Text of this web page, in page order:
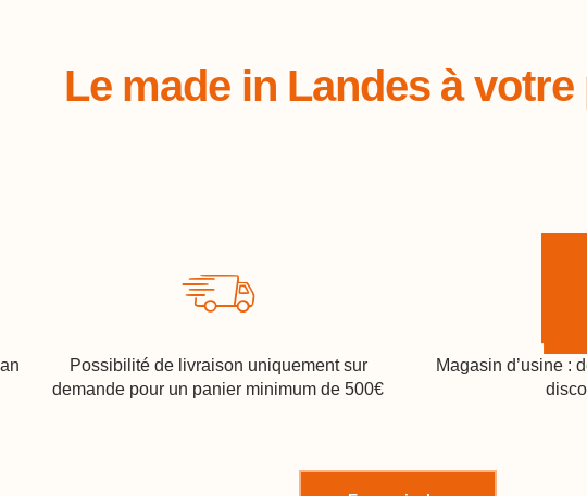
Le made in Landes à votre
Possibilité de livraison uniquement sur
demande pour un panier minimum de 500€
Magasin d’usine :